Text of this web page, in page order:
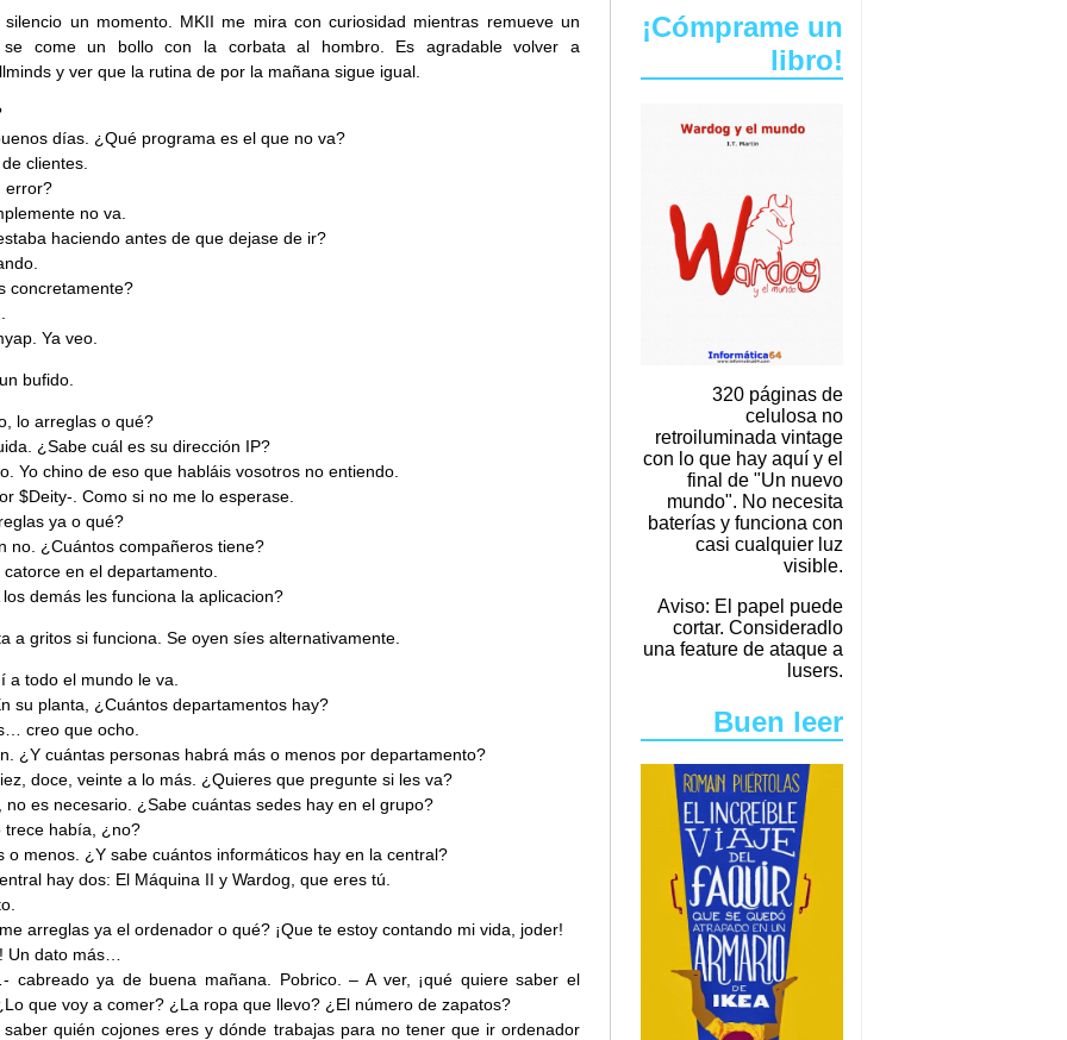
¡Cómprame un
libro!
320 páginas de
celulosa no
retroiluminada vintage
con lo que hay aquí y el
final de "Un nuevo
mundo". No necesita
baterías y funciona con
casi cualquier luz
visible.
Aviso: El papel puede
cortar. Consideradlo
una feature de ataque a
lusers.
Buen leer
silencio un momento. MKII me mira con curiosidad mientras remueve un
come un bollo con la corbata al hombro. Es agradable volver a
y ver que la rutina de por la mañana sigue igual.
días. ¿Qué programa es el que no va?
clientes.
error?
no va.
haciendo antes de que dejase de ir?
concretamente?
Ya veo.
bufido.
lo arreglas o qué?
¿Sabe cuál es su dirección IP?
Yo chino de eso que habláis vosotros no entiendo.
$Deity-. Como si no me lo esperase.
ya o qué?
no. ¿Cuántos compañeros tiene?
en el departamento.
los demás les funciona la aplicacion?
a gritos si funciona. Se oyen síes alternativamente.
a todo el mundo le va.
su planta, ¿Cuántos departamentos hay?
creo que ocho.
¿Y cuántas personas habrá más o menos por departamento?
doce, veinte a lo más. ¿Quieres que pregunte si les va?
no es necesario. ¿Sabe cuántas sedes hay en el grupo?
trece había, ¿no?
o menos. ¿Y sabe cuántos informáticos hay en la central?
hay dos: El Máquina II y Wardog, que eres tú.
arreglas ya el ordenador o qué? ¡Que te estoy contando mi vida, joder!
Un dato más…
cabreado ya de buena mañana. Pobrico. – A ver, ¡qué quiere saber el
que voy a comer? ¿La ropa que llevo? ¿El número de zapatos?
saber quién cojones eres y dónde trabajas para no tener que ir ordenador